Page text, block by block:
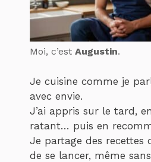
Moi, c’est Augustin.
Je cuisine comme je
avec envie.
J’ai appris sur le tard,
ratant… puis en
Je partage des recettes
de se lancer, même